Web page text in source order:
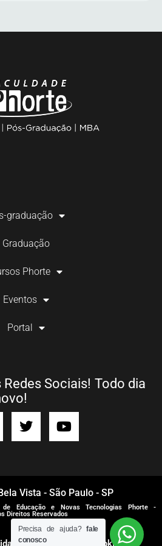
graduação
Graduação
Phorte
Eventos
Portal
Sociais! Todo dia
Vista - São Paulo - SP
Educação e Novas Tecnologias Phorte -
Direitos Reservados
Política de Cookies
Precisa de ajuda?fale
conosco